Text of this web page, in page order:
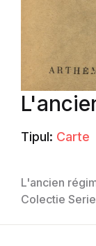
Tipul: Carte
L'ancien
Colectie